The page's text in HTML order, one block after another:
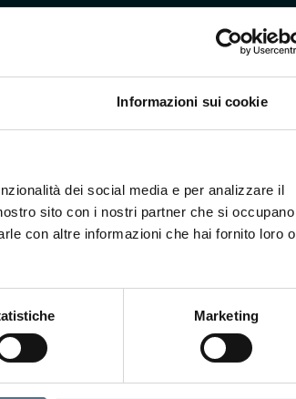
Informazioni sui cookie
dei social media e per analizzare il
sito con i nostri partner che si occupano
con altre informazioni che hai fornito loro o
Marketing
acconsento i termini di privacy ai
Leggi l'informativa privacy
dei dati per finalità commerciali